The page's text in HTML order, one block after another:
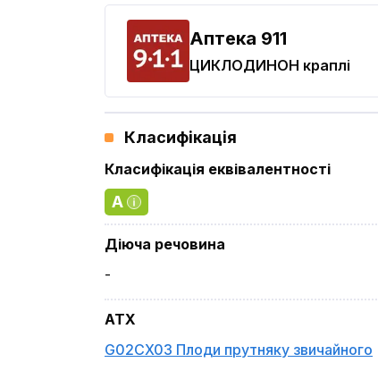
Aптека 911
ЦИКЛОДИНОН краплі
Класифікація
Класифікація еквівалентності
A
Діюча речовина
-
ATX
G02CX03 Плоди прутняку звичайного